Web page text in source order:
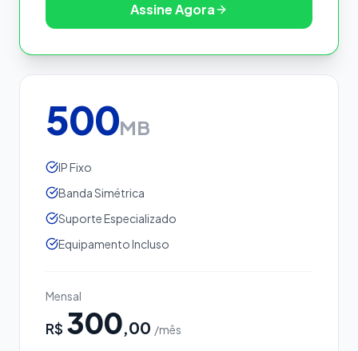
Assine Agora
500MB
IP Fixo
Banda Simétrica
Suporte Especializado
Equipamento Incluso
Mensal
R$ 300,00 /mês